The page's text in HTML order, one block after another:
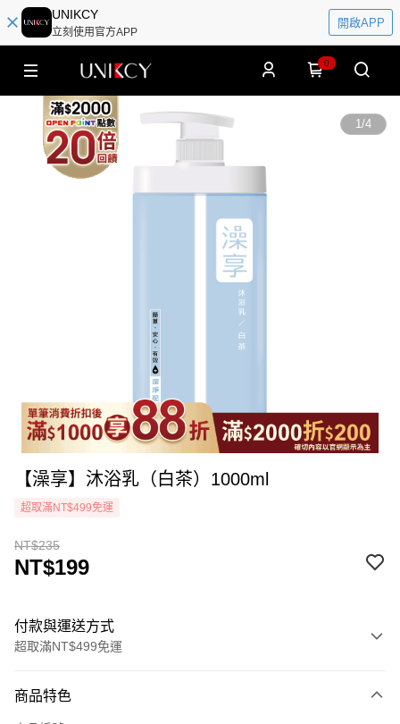
UNIKCY
立刻使用官方APP
開啟APP
0
1/4
【澡享】沐浴乳（白茶）1000ml
超取滿NT$499免運
NT$235
NT$199
付款與運送方式
超取滿NT$499免運
icash Pay
商品特色